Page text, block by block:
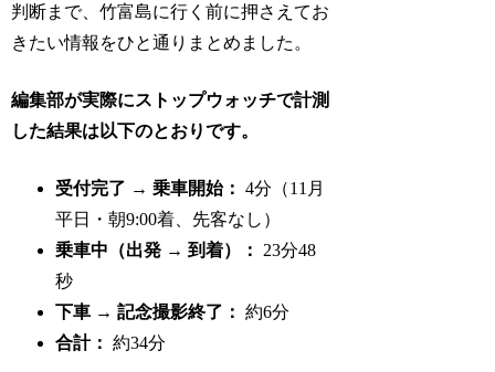
判断まで、竹富島に行く前に押さえてお
きたい情報をひと通りまとめました。
編集部が実際にストップウォッチで計測
した結果は以下のとおりです。
受付完了 → 乗車開始： 4分（11月
平日・朝9:00着、先客なし）
乗車中（出発 → 到着）：
23分48
秒
下車 → 記念撮影終了： 約6分
合計： 約34分